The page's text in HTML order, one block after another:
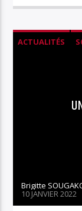
ACTUALITÉS
Brigitte
10 JANVIER 2022